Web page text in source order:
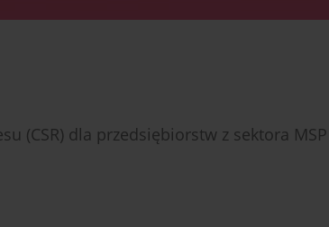
(CSR) dla przedsiębiorstw z sektora MSP